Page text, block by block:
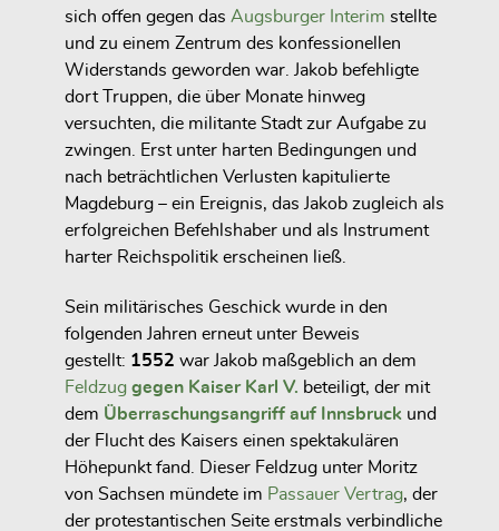
sich offen gegen das Augsburger Interim stellte
und zu einem Zentrum des konfessionellen
Widerstands geworden war. Jakob befehligte
dort Truppen, die über Monate hinweg
versuchten, die militante Stadt zur Aufgabe zu
zwingen. Erst unter harten Bedingungen und
nach beträchtlichen Verlusten kapitulierte
Magdeburg – ein Ereignis, das Jakob zugleich als
erfolgreichen Befehlshaber und als Instrument
harter Reichspolitik erscheinen ließ.
Sein militärisches Geschick wurde in den
folgenden Jahren erneut unter Beweis
gestellt: 1552 war Jakob maßgeblich an dem
Feldzug gegen Kaiser Karl V. beteiligt, der mit
dem Überraschungsangriff auf Innsbruck und
der Flucht des Kaisers einen spektakulären
Höhepunkt fand. Dieser Feldzug unter Moritz
von Sachsen mündete im Passauer Vertrag, der
der protestantischen Seite erstmals verbindliche